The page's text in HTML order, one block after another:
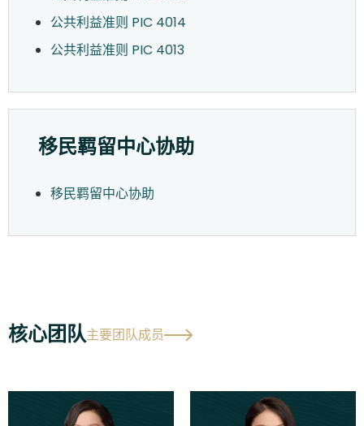
公共利益准则 PIC 4014
公共利益准则 PIC 4013
移民羁留中心协助
移民羁留中心协助
核心团队主要团队成员